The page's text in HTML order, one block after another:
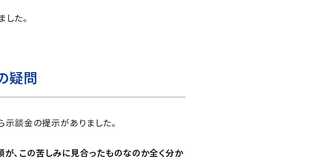
た。
疑問
談金の提示がありました。
、この苦しみに見合ったものなのか全く分か